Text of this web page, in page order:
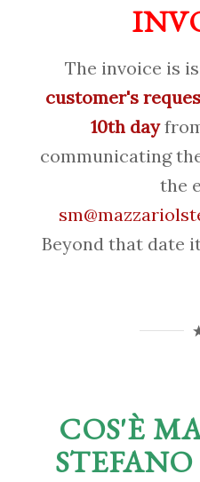
The invoice is
customer's
10th day
communicating
the
Beyond that date
COS'È